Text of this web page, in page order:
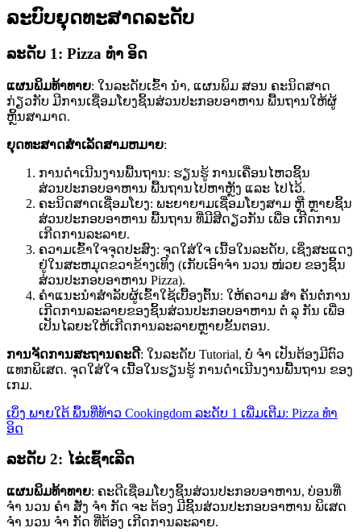
ລະບົບຍຸດທະສາດລະດັບ
ລະດັບ 1: Pizza ທຳ ອິດ
ແຜນພິມທ້າທາຍ: ໃນລະດັບເຂົ້າ ນຳ, ແຜນພິມ ສອນ ຄະນິດສາດ
ກ່ຽວກັບ ມີການເຊື່ອມໂຍງຊິ້ນສ່ວນປະກອບອາຫານ ພື້ນຖານໃຫ້ຜູ້
ຫຼິ້ນສາມາດ.
ຍຸດທະສາດສໍາເລັດສາມຫມາຍ:
ການດຳເນີນງານພື້ນຖານ: ຮຽນຮູ້ ການເຄື່ອນໄຫວຊິ້ນ
ສ່ວນປະກອບອາຫານ ພື້ນຖານໄປຫາຫຼັງ ແລະ ໄປໄວ້.
ຄະນິດສາດເຊື່ອມໂຍງ: ພະຍາຍາມເຊື່ອມໂຍງສາມ ຫຼື ຫຼາຍຊິ້ນ
ສ່ວນປະກອບອາຫານ ພື້ນຖານ ທີ່ມີສີດຽວກັນ ເພື່ອ ເກີດການ
ເກີດການລະລາຍ.
ຄວາມເຂົ້າໃຈຈຸດປະສົງ: ຈຸດໃສ່ໃຈ ເນື້ອໃນລະດັບ, ເຊິ່ງສະແດງ
ຢູ່ໃນສະຫມຸດຂວາຂ້າງເທິງ (ເກັບເອົາຈຳ ນວນ ໜ່ວຍ ຂອງຊິ້ນ
ສ່ວນປະກອບອາຫານ Pizza).
ຄໍາແນະນໍາສໍາລັບຜູ້ເຂົ້າໃຊ້ເບື້ອງຕົ້ນ: ໃຫ້ຄວາມ ສຳ ຄັນຕໍ່ການ
ເກີດການລະລາຍຂອງຊິ້ນສ່ວນປະກອບອາຫານ ຕໍ່ ລຸ ກັນ ເພື່ອ
ເປັນໄລຍະໃຫ້ເກີດການລະລາຍຫຼາຍຂັ້ນຕອນ.
ການຈັດການສະຖານຄະດີ: ໃນລະດັບ Tutorial, ບໍ່ ຈຳ ເປັນຕ້ອງມີຕົວ
ແທກພິເສດ. ຈຸດໃສ່ໃຈ ເນື້ອໃນຮຽນຮູ້ ການດຳເນີນງານພື້ນຖານ ຂອງ
ເກມ.
ເບິ່ງ ພາຍໃຕ້ ພຶ້ນທີ່ທ້າວ Cookingdom ລະດັບ 1 ເພີ່ມເຕີມ: Pizza ທຳ
ອິດ
ລະດັບ 2: ໄຂ່ເຊົ້າເລີດ
ແຜນພິມທ້າທາຍ: ຄະດີເຊື່ອມໂຍງຊິ້ນສ່ວນປະກອບອາຫານ, ບ່ອນທີ່
ຈຳ ນວນ ຄຳ ສັ່ງ ຈຳ ກັດ ຈະ ຕ້ອງ ມີຊິ້ນສ່ວນປະກອບອາຫານ ພິເສດ
ຈຳ ນວນ ຈຳ ກັດ ທີ່ຕ້ອງ ເກີດການລະລາຍ.